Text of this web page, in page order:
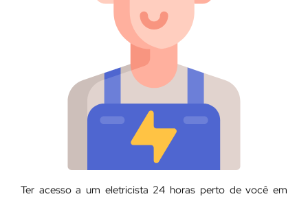
Ter acesso a um eletricista 24 horas perto de você em